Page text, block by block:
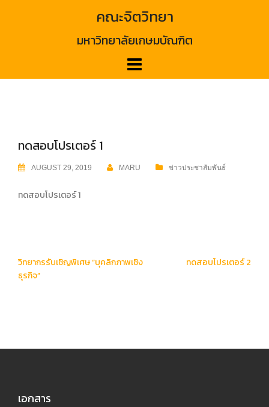
คณะจิตวิทยา
มหาวิทยาลัยเกษมบัณฑิต
ทดสอบโปรเตอร์ 1
AUGUST 29, 2019 MARU ข่าวประชาสัมพันธ์
ทดสอบโปรเตอร์ 1
Post
navigation
วิทยากรรับเชิญพิเศษ “บุคลิกภาพเชิง
ธุรกิจ”
ทดสอบโปรเตอร์ 2
เอกสาร